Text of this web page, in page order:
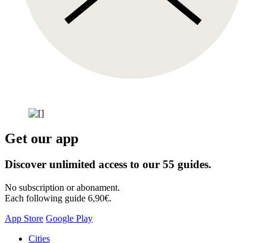
Get our app
Discover unlimited access to our 55 guides.
No subscription or abonament.
Each following guide 6,90€.
App Store Google Play
Skip
Cities